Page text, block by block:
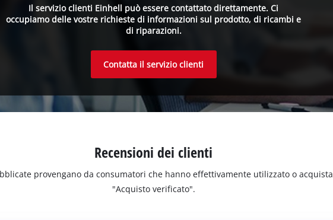
Il servizio clienti Einhell può essere contattato direttamente. Ci
occupiamo delle vostre richieste di informazioni sul prodotto, di ricambi e
di riparazioni.
Contatta il servizio clienti
Recensioni dei clienti
provengano da consumatori che hanno effettivamente utilizzato o
"Acquisto verificato".